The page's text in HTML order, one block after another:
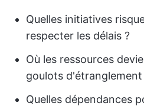
Quelles initiatives
respecter les délais ?
Où les ressources
goulots d'étranglement
Quelles dépendances